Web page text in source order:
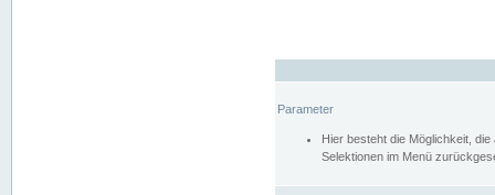
Parameter
Hier besteht die Möglichkeit,
Selektionen im Menü